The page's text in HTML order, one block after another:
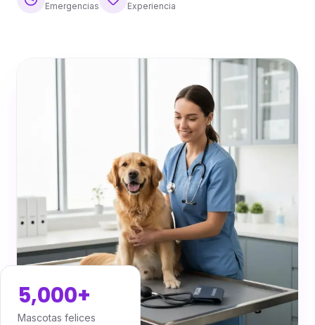
Emergencias Experiencia
5,000+
Mascotas felices